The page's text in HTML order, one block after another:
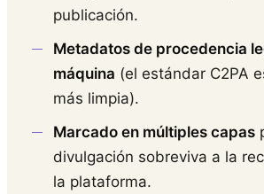
publicación.
Metadatos de procedencia
máquina (el estándar C2PA
más limpia).
Marcado en múltiples capas
divulgación sobreviva a la
la plataforma.